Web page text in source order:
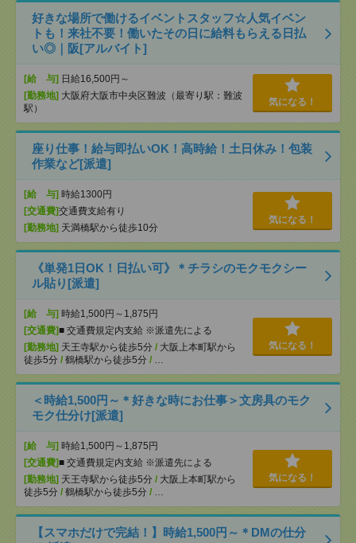
好きな場所で働けるイベントスタッフ☆人気イベン
トも！来社不要！働いたその日に給料もらえる日払
い◎｜阪[アルバイト]
[給 与] 日給16,500円～
[勤務地] 大阪府大阪市中央区難波（最寄り駅：難波
駅）
気になる！
座り仕事！給与即払いOK！高時給！土日休み！包装
作業など[派遣]
[給 与] 時給1300円
[交通費]交通費支給有り
[勤務地] 天満橋駅から徒歩10分
気になる！
《単発1日OK！日払い可》＊チラシのモクモクシー
ル貼り[派遣]
[給 与] 時給1,500円～1,875円
[交通費]■ 交通費規定内支給 ※派遣先による
[勤務地] 天王寺駅から徒歩5分 / 大阪上本町駅から
徒歩5分 / 鶴橋駅から徒歩5分 / …
気になる！
＜時給1,500円～＊好きな時にお仕事＞文房具のモク
モク仕分け[派遣]
[給 与] 時給1,500円～1,875円
[交通費]■ 交通費規定内支給 ※派遣先による
[勤務地] 天王寺駅から徒歩5分 / 大阪上本町駅から
徒歩5分 / 鶴橋駅から徒歩5分 / …
気になる！
【スマホだけで完結！】時給1,500円～＊DMの仕分